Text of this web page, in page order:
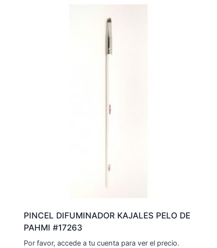
PINCEL DIFUMINADOR KAJALES PELO DE
PAHMI #17263
Por favor, accede a tu cuenta para ver el precio.